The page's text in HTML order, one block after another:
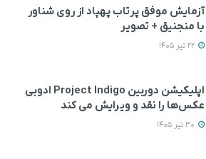
آزمایش موفق پرتاب پهپاد از روی شناور
با منجنیق + تصویر
اپلیکیشن دوربین Project Indigo ادوبی
عکس‌ها را نقد و ویرایش می‌ کند